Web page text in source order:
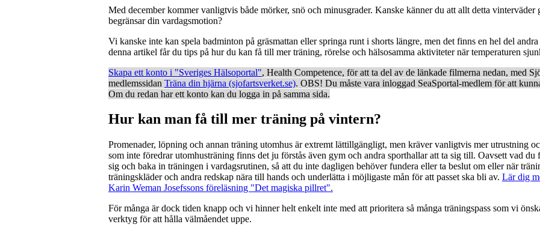
Med december kommer vanligtvis både mörker, snö och minusgrader. Kanske känner du att allt detta vinterväder
begränsar din vardagsmotion?
Vi kanske inte kan spela badminton på gräsmattan eller springa runt i shorts längre, men det finns en hel del
denna artikel får du tips på hur du kan få till mer träning, rörelse och hälsosamma aktiviteter när temperaturen
Skapa ett konto i "Sveriges Hälsoportal", Health Competence, för att ta del av de länkade filmerna nedan, med
medlemssidan Träna din hjärna (sjofartsverket.se). OBS! Du måste vara inloggad SeaSportal-medlem för att
Om du redan har ett konto kan du logga in på samma sida.
Hur kan man få till mer träning på vintern?
Promenader, löpning och annan träning utomhus är extremt lättillgängligt, men kräver vanligtvis mer utrustning
som inte föredrar utomhusträning finns det ju förstås även gym och andra sporthallar att ta sig till. Oavsett vad
sig och baka in träningen i vardagsrutinen, så att du inte dagligen behöver fundera eller ta beslut om eller när
träningskläder och andra redskap nära till hands och underlätta i möjligaste mån för att passet ska bli av. Lär dig
Karin Weman Josefssons föreläsning "Det magiska pillret".
För många är dock tiden knapp och vi hinner helt enkelt inte med att prioritera så många träningspass som vi
verktyg för att hålla välmåendet uppe.